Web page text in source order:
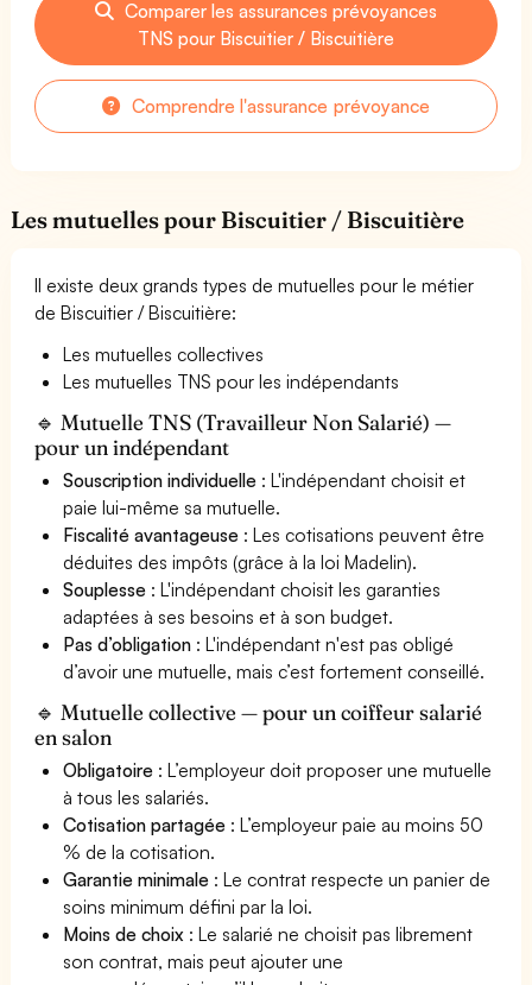
Comparer les assurances prévoyances
TNS pour Biscuitier / Biscuitière
Comprendre l'assurance prévoyance
Les mutuelles pour Biscuitier / Biscuitière
Il existe deux grands types de mutuelles pour le métier
de Biscuitier / Biscuitière:
Les mutuelles collectives
Les mutuelles TNS pour les indépendants
🔹 Mutuelle TNS (Travailleur Non Salarié) —
pour un indépendant
Souscription individuelle : L'indépendant choisit et
paie lui-même sa mutuelle.
Fiscalité avantageuse : Les cotisations peuvent être
déduites des impôts (grâce à la loi Madelin).
Souplesse : L'indépendant choisit les garanties
adaptées à ses besoins et à son budget.
Pas d’obligation : L'indépendant n'est pas obligé
d’avoir une mutuelle, mais c’est fortement conseillé.
🔹 Mutuelle collective — pour un coiffeur salarié
en salon
Obligatoire : L’employeur doit proposer une mutuelle
à tous les salariés.
Cotisation partagée : L’employeur paie au moins 50
% de la cotisation.
Garantie minimale : Le contrat respecte un panier de
soins minimum défini par la loi.
Moins de choix : Le salarié ne choisit pas librement
son contrat, mais peut ajouter une